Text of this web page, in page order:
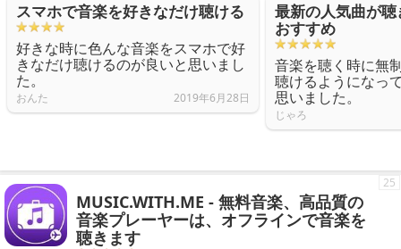
スマホで音楽を好きなだけ聴ける
好きな時に色んな音楽をスマホで好
きなだけ聴けるのが良いと思いまし
た。
おんた 2019年6月28日
最新の人気曲が
おすすめ
音楽を聴く時に無
聴けるようになっ
思いました。
じゃろ
MUSIC.WITH.ME - 無料音楽、高品質の
音楽プレーヤーは、オフラインで音楽を
聴きます
25